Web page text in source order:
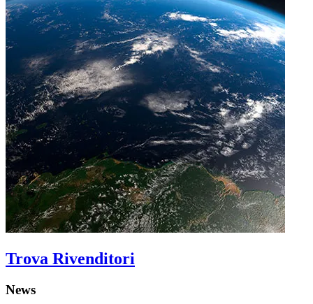
Trova Rivenditori
News